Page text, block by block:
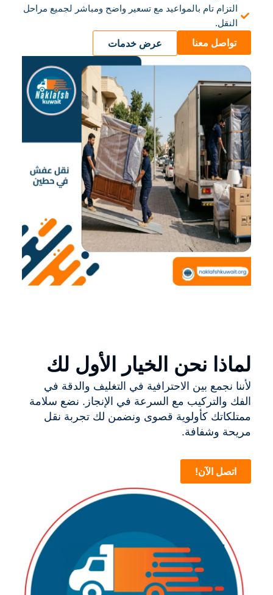
التزام تام بالمواعيد مع تسعير واضح ومباشر لجميع مراحل
النقل.
تواصل معنا عرض خدمات
لماذا نحن الخيار الأول لك
لأننا نجمع بين الاحترافية في التغليف والدقة في
الفك والتركيب مع السرعة في الإنجاز. نضع سلامة
ممتلكاتك كأولوية قصوى ونضمن لك تجربة نقل
مريحة وشفافة.
اتصل الآن!